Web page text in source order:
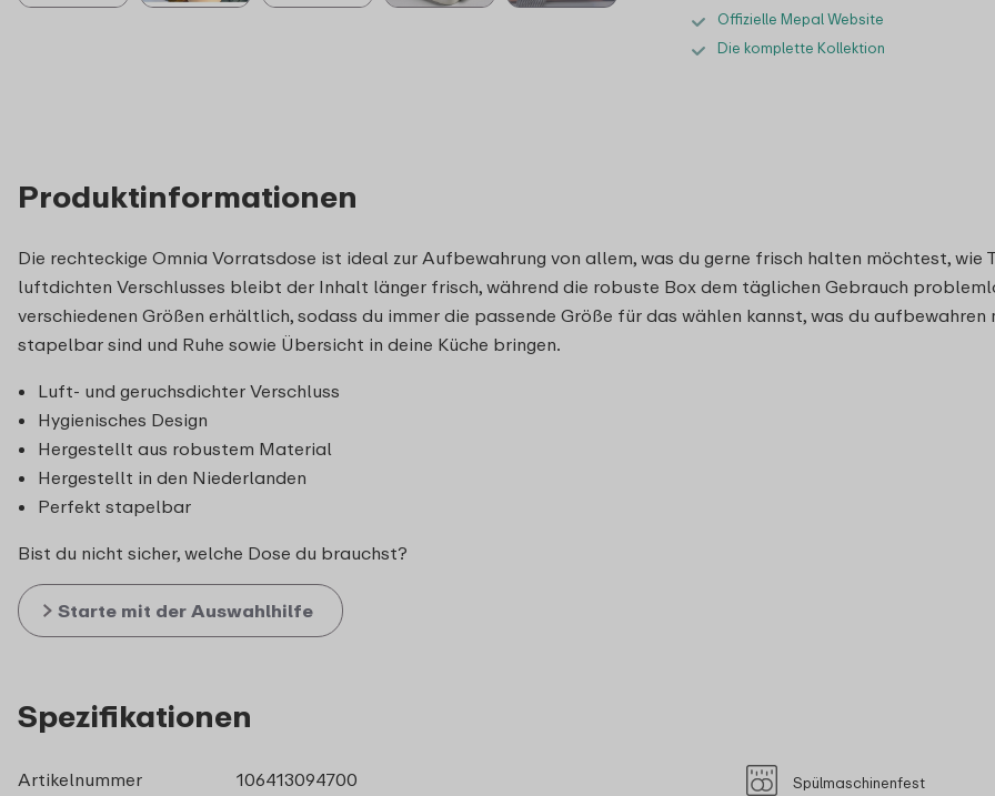
Offizielle Mepal Website
Die komplette Kollektion
Produktinformationen
Die rechteckige Omnia Vorratsdose ist ideal zur Aufbewahrung von allem, was du gerne frisch halten möchtest, wie
luftdichten Verschlusses bleibt der Inhalt länger frisch, während die robuste Box dem täglichen Gebrauch
verschiedenen Größen erhältlich, sodass du immer die passende Größe für das wählen kannst, was du
stapelbar sind und Ruhe sowie Übersicht in deine Küche bringen.
Luft- und geruchsdichter Verschluss
Hygienisches Design
Hergestellt aus robustem Material
Hergestellt in den Niederlanden
Perfekt stapelbar
Bist du nicht sicher, welche Dose du brauchst?
Starte mit der Auswahlhilfe
Spezifikationen
Artikelnummer
106413094700
Spülmaschinenfest